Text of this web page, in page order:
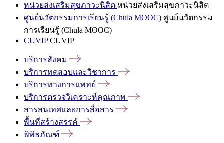
หน่วยส่งเสริมสุขภาวะนิสิต หน่วยส่งเสริมสุขภาวะนิสิต
ศูนย์นวัตกรรมการเรียนรู้ (Chula MOOC) ศูนย์นวัตกรรม
การเรียนรู้ (Chula MOOC)
CUVIPCUVIP
บริการสังคม
บริการทดสอบและวิชาการ
บริการทางการแพทย์
บริการตรวจวิเคราะห์คุณภาพ
สารสนเทศและการสื่อสาร
พื้นที่สร้างสรรค์
พิพิธภัณฑ์